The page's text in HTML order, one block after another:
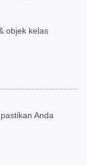
objek kelas
Anda